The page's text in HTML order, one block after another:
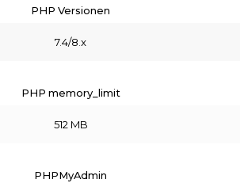
PHP Versionen
7.4/8.x
PHP memory_limit
512 MB
PHPMyAdmin